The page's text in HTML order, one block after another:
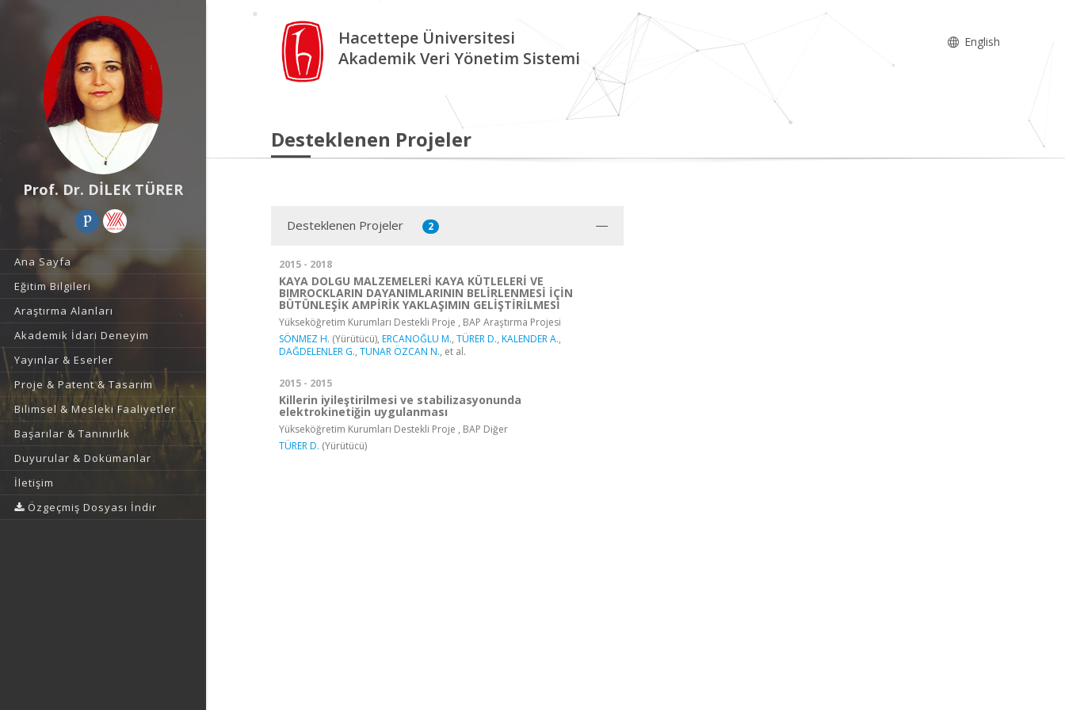
Prof. Dr. DİLEK TÜRER
Ana Sayfa
Eğitim Bilgileri
Araştırma Alanları
Akademik İdari Deneyim
Yayınlar & Eserler
Proje & Patent & Tasarım
Bilimsel & Mesleki Faaliyetler
Başarılar & Tanınırlık
Duyurular & Dokümanlar
İletişim
Özgeçmiş Dosyası İndir
Hacettepe Üniversitesi
Akademik Veri Yönetim Sistemi
English
Desteklenen Projeler
Desteklenen Projeler 2
2015 - 2018
KAYA DOLGU MALZEMELERİ KAYA KÜTLELERİ VE
BIMROCKLARIN DAYANIMLARININ BELİRLENMESİ İÇİN
BÜTÜNLEŞİK AMPİRİK YAKLAŞIMIN GELİŞTİRİLMESİ
Yükseköğretim Kurumları Destekli Proje , BAP Araştırma Projesi
SÖNMEZ H. (Yürütücü), ERCANOĞLU M., TÜRER D., KALENDER A.,
DAĞDELENLER G., TUNAR ÖZCAN N., et al.
2015 - 2015
Killerin iyileştirilmesi ve stabilizasyonunda
elektrokinetiğin uygulanması
Yükseköğretim Kurumları Destekli Proje , BAP Diğer
TÜRER D. (Yürütücü)